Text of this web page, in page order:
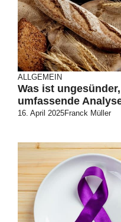
ALLGEMEIN
Was ist
umfassende
16. April 2025Franck Müller